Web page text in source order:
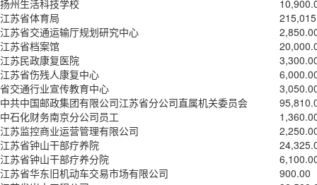
扬州生活科技学校
江苏省体育局
江苏省交通运输厅规划研究中心
江苏省档案馆
江苏民政康复医院
江苏省伤残人康复中心
省交通行业宣传教育中心
中共中国邮政集团有限公司江苏省分公司直属机关委员会
中石化财务南京分公司员工
江苏监控商业运营管理有限公司
江苏省钟山干部疗养院
江苏省钟山干部疗养分院
江苏省华东旧机动车交易市场有限公司
900.00